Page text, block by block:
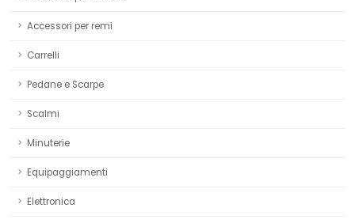
Accessori per remi
Carrelli
Pedane e Scarpe
Scalmi
Minuterie
Equipaggiamenti
Elettronica